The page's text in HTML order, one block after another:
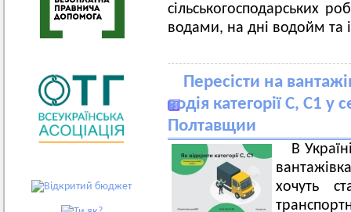
сільськогосподарських
водами, на дні водойм та
Пересісти на
водія категорії С, С1
Полтавщии
В
хочуть